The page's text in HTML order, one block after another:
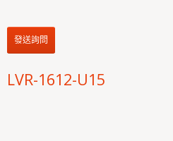
發送詢問
LVR-1612-U15